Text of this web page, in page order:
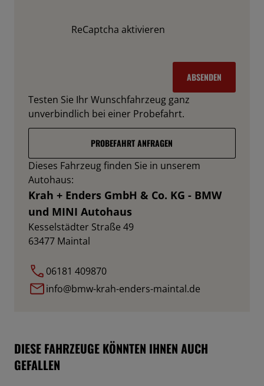
ReCaptcha aktivieren
ABSENDEN
Testen Sie Ihr Wunschfahrzeug ganz
unverbindlich bei einer Probefahrt.
PROBEFAHRT ANFRAGEN
Dieses Fahrzeug finden Sie in unserem
Autohaus:
Krah + Enders GmbH & Co. KG - BMW
und MINI Autohaus
Kesselstädter Straße 49
63477 Maintal
06181 409870
info@bmw-krah-enders-maintal.de
DIESE FAHRZEUGE KÖNNTEN IHNEN AUCH
GEFALLEN